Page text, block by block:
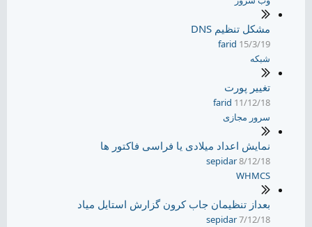
مشکل تنظیم DNS
15/3/19
farid
شبکه
تغییر پورت
11/12/18
farid
سرور مجازی
نمایش اعداد میلادی یا فراسی فاکتور ها
8/12/18
sepidar
WHMCS
بعداز تنظیمان جاب کرون گزارش استایل میاد
7/12/18
sepidar